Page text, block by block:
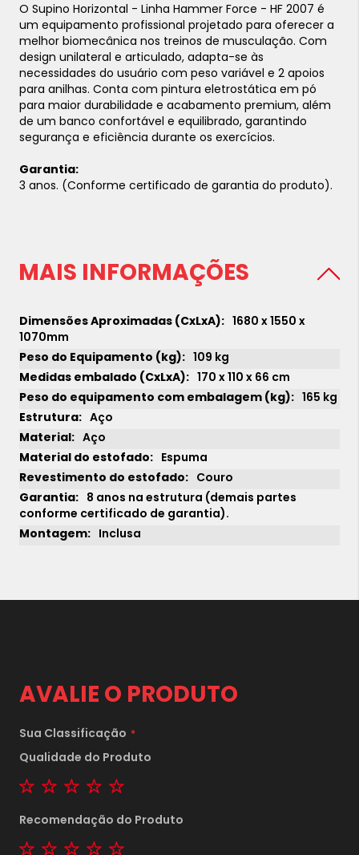
1x sem juros de
2xsem juros de
3xsem juros de
O Supino Horizontal - Linha Hammer Force - HF 2007 é
um equipamento profissional projetado para oferecer a
melhor biomecânica nos treinos de musculação. Com
design unilateral e articulado, adapta-se às
necessidades do usuário com peso variável e 2 apoios
para anilhas. Conta com pintura eletrostática em pó
para maior durabilidade e acabamento premium, além
de um banco confortável e equilibrado, garantindo
segurança e eficiência durante os exercícios.
Garantia:
3 anos. (Conforme certificado de garantia do produto).
MAIS INFORMAÇÕES
1680 x 1550 x
1070mm
109 kg
170 x 110 x 66 cm
165 kg
Aço
Aço
Espuma
Couro
8 anos na estrutura (demais partes
conforme certificado de garantia).
Inclusa
AVALIE O PRODUTO
Sua Classificação
Qualidade do Produto
1 star2 stars3 stars4 stars
Recomendação do Produto
1 star2 stars3 stars4 stars